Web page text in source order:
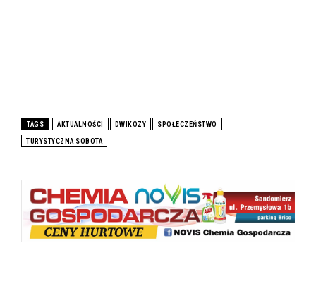
TAGS AKTUALNOŚCI DWIKOZY SPOŁECZEŃSTWO
TURYSTYCZNA SOBOTA